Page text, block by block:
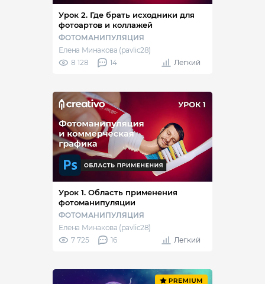
Урок 2. Где брать исходники для
фотоартов и коллажей
ФОТОМАНИПУЛЯЦИЯ
Елена Минакова (pavlic28)
8 128
14 Легкий
Урок 1. Область применения
фотоманипуляции
ФОТОМАНИПУЛЯЦИЯ
Елена Минакова (pavlic28)
7 725
16 Легкий